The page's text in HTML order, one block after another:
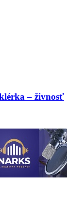
– živnosť